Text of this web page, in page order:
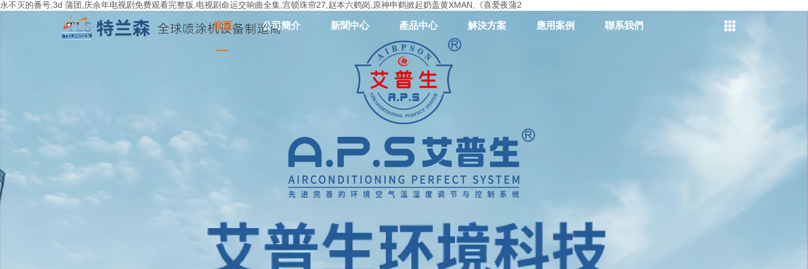
永不灭的番号,3d 蒲团,庆余年电视剧免费观看完整版,电视剧命运交响曲全集,宫锁珠帘27,赵本六鹤岗,原神申鹤掀起奶盖黄XMAN,《喜爱夜蒲2
首頁 公司簡介 新聞中心 產品中心 解決方案 應用案例 聯系我們